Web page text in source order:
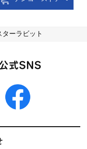
ターラビット
式SNS